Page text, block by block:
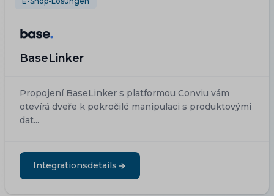
BaseLinker
Propojení BaseLinker s platformou Conviu vám
otevírá dveře k pokročilé manipulaci s produktovými
dat...
Integrationsdetails